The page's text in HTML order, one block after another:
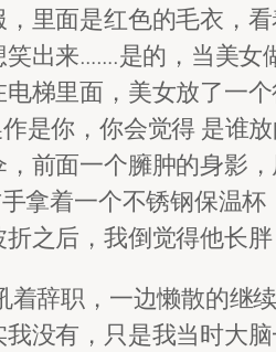
，里面是红色的毛衣，
出来…….是的，当美女
电梯里面，美女放了一
是你，你会觉得 是谁放
前面一个臃肿的身影
拿着一个不锈钢保温
之后，我倒觉得他长
着辞职，一边懒散的继
没有，只是我当时大